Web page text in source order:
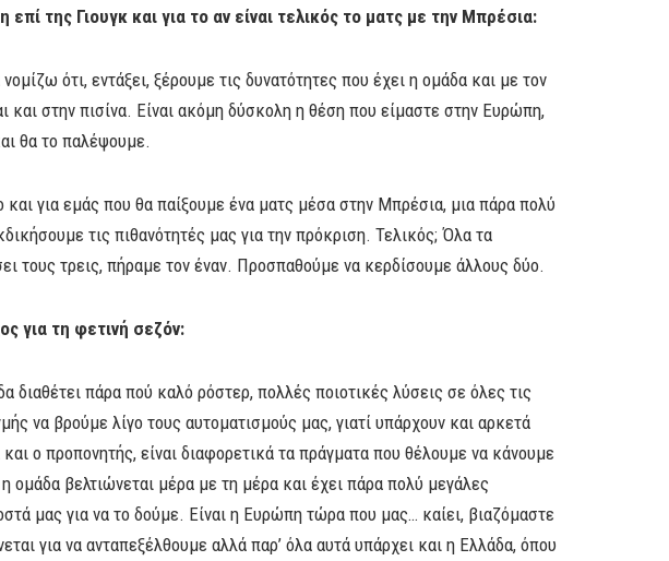
επί της Γιουγκ και για το αν είναι τελικός το ματς με την Μπρέσια:
ότι, εντάξει, ξέρουμε τις δυνατότητες που έχει η ομάδα και με τον
και στην πισίνα. Είναι ακόμη δύσκολη η θέση που είμαστε στην Ευρώπη,
θα το παλέψουμε.
και για εμάς που θα παίξουμε ένα ματς μέσα στην Μπρέσια, μια πάρα πολύ
τις πιθανότητές μας για την πρόκριση. Τελικός; Όλα τα
τους τρεις, πήραμε τον έναν. Προσπαθούμε να κερδίσουμε άλλους δύο.
για τη φετινή σεζόν:
διαθέτει πάρα πού καλό ρόστερ, πολλές ποιοτικές λύσεις σε όλες τις
να βρούμε λίγο τους αυτοματισμούς μας, γιατί υπάρχουν και αρκετά
ο προπονητής, είναι διαφορετικά τα πράγματα που θέλουμε να κάνουμε
ομάδα βελτιώνεται μέρα με τη μέρα και έχει πάρα πολύ μεγάλες
μας για να το δούμε. Είναι η Ευρώπη τώρα που μας… καίει, βιαζόμαστε
για να ανταπεξέλθουμε αλλά παρ’ όλα αυτά υπάρχει και η Ελλάδα, όπου